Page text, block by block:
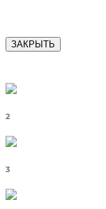
ЗАКРЫТЬ
2
3